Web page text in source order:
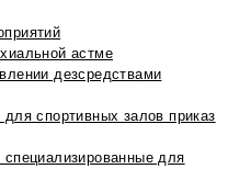
астме
дезсредствами
спортивных залов приказ
специализированные для